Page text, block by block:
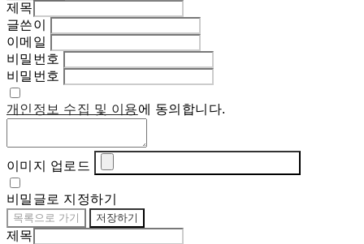
제목
글쓴이
이메일
비밀번호
비밀번호
개인정보 수집 및 이용에 동의합니다.
이미지 업로드
비밀글로 지정하기
목록으로 가기 저장하기
제목